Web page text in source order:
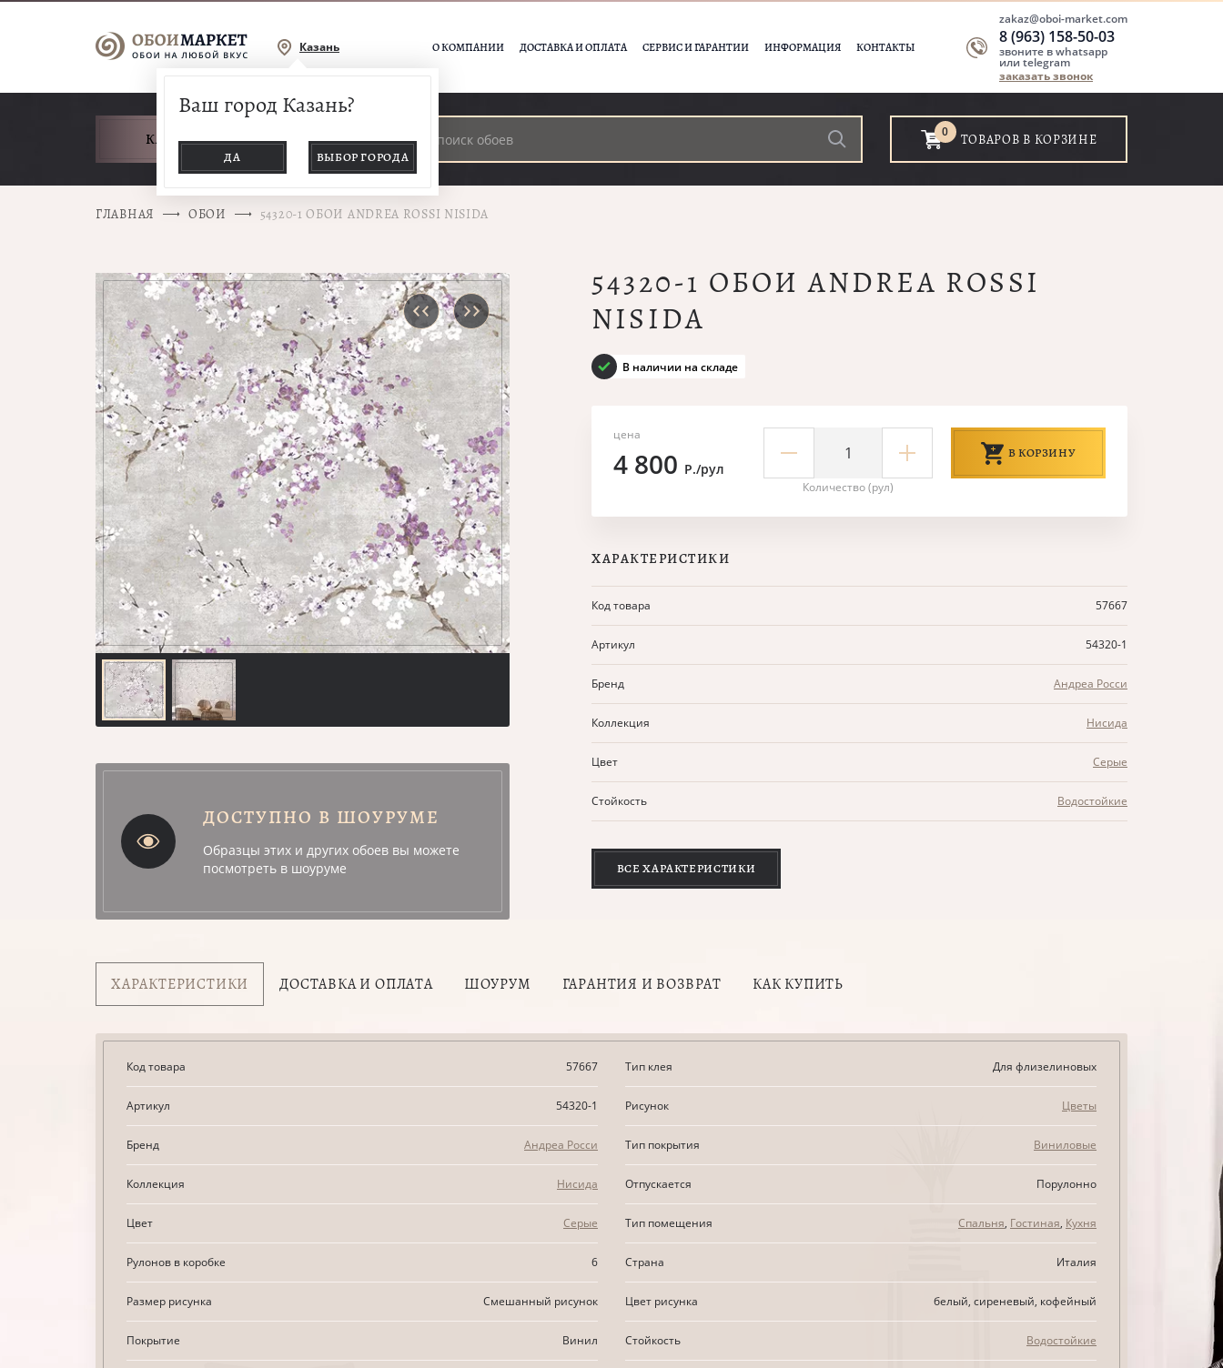
Казань О КОМПАНИИ ДОСТАВКА И ОПЛАТА СЕРВИС И ГАРАНТИИ ИНФОРМАЦИЯ КОНТАКТЫ
zakaz@oboi-market.com
8 (963) 158-50-03
звоните в whatsapp
или telegram
заказать звонок
Ваш город Казань?
ДА ВЫБОР ГОРОДА
КАТАЛОГ ТОВАРОВ 0 ТОВАРОВ В КОРЗИНЕ
ГЛАВНАЯ ОБОИ 54320-1 ОБОИ ANDREA ROSSI NISIDA
ДОСТУПНО В ШОУРУМЕ
Образцы этих и других обоев вы можете
посмотреть в шоуруме
54320-1 ОБОИ ANDREA ROSSI
NISIDA
В наличии на складе
цена
4 800 Р./рул
Количество (рул)
В КОРЗИНУ
ХАРАКТЕРИСТИКИ
Код товара 57667
Артикул 54320-1
Бренд Андреа Росси
Коллекция Нисида
Цвет Серые
Стойкость Водостойкие
ВСЕ ХАРАКТЕРИСТИКИ
ХАРАКТЕРИСТИКИ ДОСТАВКА И ОПЛАТА ШОУРУМ ГАРАНТИЯ И ВОЗВРАТ КАК КУПИТЬ
Код товара 57667
Артикул 54320-1
Бренд Андреа Росси
Коллекция Нисида
Цвет Серые
Рулонов в коробке 6
Размер рисунка Смешанный рисунок
Покрытие Винил
Тип клея Для флизелиновых
Рисунок Цветы
Тип покрытия Виниловые
Отпускается Порулонно
Тип помещения Спальня, Гостиная, Кухня
Страна Италия
Цвет рисунка белый, сиреневый, кофейный
Стойкость Водостойкие